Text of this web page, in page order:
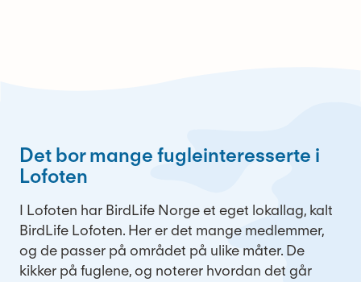
Det bor mange fugleinteresserte i
Lofoten
I Lofoten har BirdLife Norge et eget lokallag, kalt
BirdLife Lofoten. Her er det mange medlemmer,
og de passer på området på ulike måter. De
kikker på fuglene, og noterer hvordan det går